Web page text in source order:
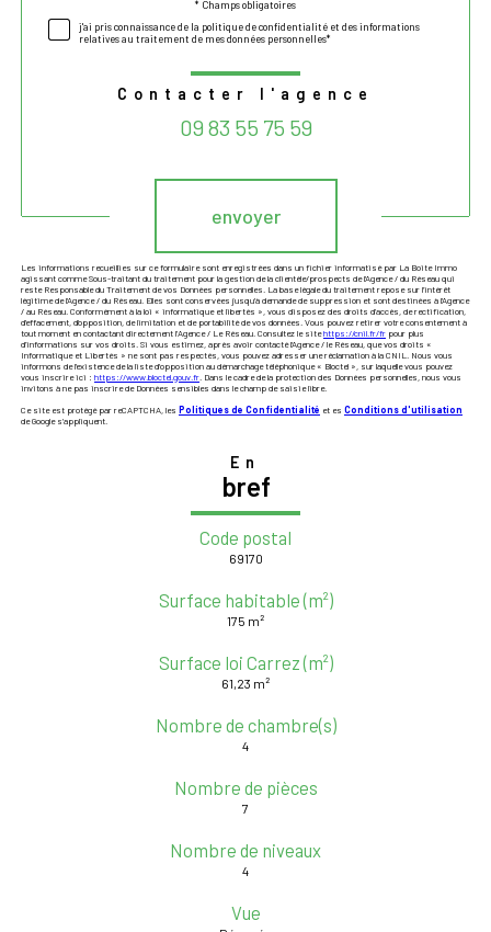
* Champs obligatoires
j'ai pris connaissance de la politique de confidentialité et des informations
relatives au traitement de mes données personnelles*
Contacter l'agence
09 83 55 75 59
envoyer
Les informations recueillies sur ce formulaire sont enregistrées dans un fichier informatisé par La Boite Immo
agissant comme Sous-traitant du traitement pour la gestion de la clientèle/prospects de l'Agence / du Réseau qui
reste Responsable du Traitement de vos Données personnelles. La base légale du traitement repose sur l'intérêt
légitime de l'Agence / du Réseau. Elles sont conservées jusqu'à demande de suppression et sont destinées à l'Agence
/ au Réseau. Conformément à la loi « informatique et libertés », vous disposez des droits d’accès, de rectification,
d’effacement, d’opposition, de limitation et de portabilité de vos données. Vous pouvez retirer votre consentement à
tout moment en contactant directement l’Agence / Le Réseau. Consultez le sitehttps://cnil.fr/fr pour plus
d’informations sur vos droits. Si vous estimez, après avoir contacté l'Agence / le Réseau, que vos droits «
Informatique et Libertés » ne sont pas respectés, vous pouvez adresser une réclamation à la CNIL. Nous vous
informons de l’existence de la liste d'opposition au démarchage téléphonique « Bloctel », sur laquelle vous pouvez
vous inscrire ici : https://www.bloctel.gouv.fr . Dans le cadre de la protection des Données personnelles, nous vous
invitons à ne pas inscrire de Données sensibles dans le champ de saisie libre.
Ce site est protégé par reCAPTCHA, les Politiques de Confidentialité et es Conditions d'utilisation
de Google s'appliquent.
En
bref
Code postal
69170
Surface habitable (m²)
175 m²
Surface loi Carrez (m²)
61,23 m²
Nombre de chambre(s)
4
Nombre de pièces
7
Nombre de niveaux
4
Vue